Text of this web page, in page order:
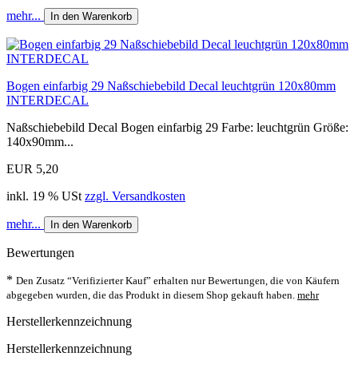
mehr... In den Warenkorb
Bogen einfarbig 29 Naßschiebebild Decal leuchtgrün 120x80mm
INTERDECAL
Naßschiebebild Decal Bogen einfarbig 29 Farbe: leuchtgrün Größe:
140x90mm...
EUR 5,20
inkl. 19 % USt zzgl. Versandkosten
mehr... In den Warenkorb
Bewertungen
* Den Zusatz “Verifizierter Kauf” erhalten nur Bewertungen, die von Käufern
abgegeben wurden, die das Produkt in diesem Shop gekauft haben. mehr
Herstellerkennzeichnung
Herstellerkennzeichnung